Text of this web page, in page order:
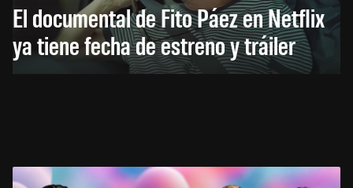
El documental de Fito Páez en Netflix
ya tiene fecha de estreno y tráiler